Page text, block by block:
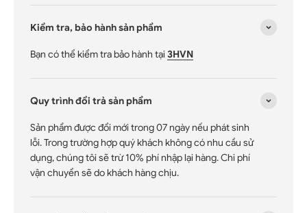
Kiểm tra, bảo hành sản phẩm
Bạn có thể kiểm tra bảo hành tại3HVN
Quy trình đổi trả sản phẩm
Sản phẩm được đổi mới trong 07 ngày nếu phát sinh
lỗi. Trong trường hợp quý khách không có nhu cầu sử
dụng, chúng tôi sẽ trừ 10% phí nhập lại hàng. Chi phí
vận chuyển sẽ do khách hàng chịu.